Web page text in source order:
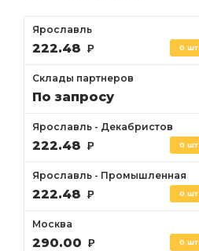
Ярославль
222.48 Р 0 шт.
Склады партнеров
По запросу
Ярославль - Декабристов
222.48 Р 0 шт.
Ярославль - Промышленная
222.48 Р 0 шт.
Москва
290.00 Р 0 шт.